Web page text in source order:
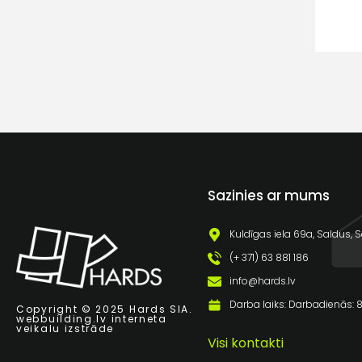
Copyright © 2025 Hards SIA.
webbuilding.lv interneta
veikalu izstrāde
Sazinies ar mums
Kuldīgas iela 69a, Saldus,
(+ 371) 63 881 186
info@hards.lv
Darba laiks: Darbadienās:
Visi kontakti